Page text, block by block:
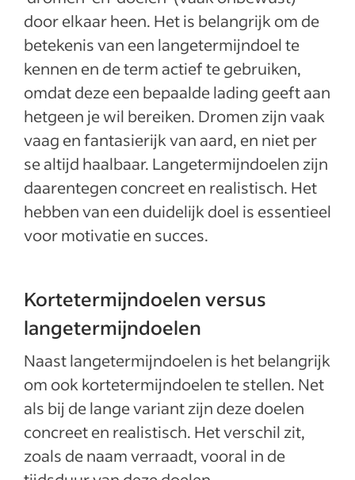
door elkaar heen. Het is belangrijk om de
betekenis van een langetermijndoel te
kennen en de term actief te gebruiken,
omdat deze een bepaalde lading geeft aan
hetgeen je wil bereiken. Dromen zijn vaak
vaag en fantasierijk van aard, en niet per
se altijd haalbaar. Langetermijndoelen zijn
daarentegen concreet en realistisch. Het
hebben van een duidelijk doel is essentieel
voor motivatie en succes.
Kortetermijndoelen versus
langetermijndoelen
Naast langetermijndoelen is het belangrijk
om ook kortetermijndoelen te stellen. Net
als bij de lange variant zijn deze doelen
concreet en realistisch. Het verschil zit,
zoals de naam verraadt, vooral in de